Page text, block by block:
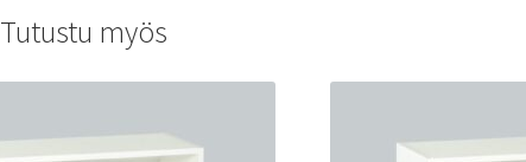
Tutustu myös